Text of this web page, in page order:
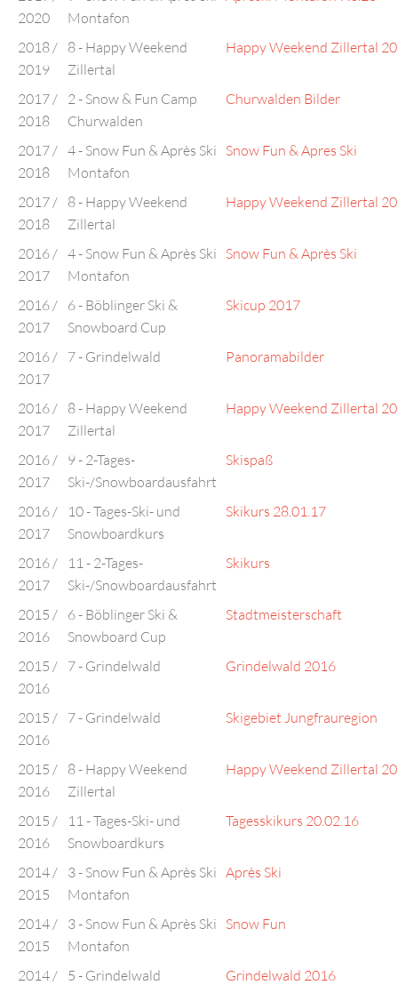
2020
Montafon
2018 /
2019
8 - Happy Weekend
Zillertal
Happy Weekend Zillertal
2017 /
2018
2 - Snow & Fun Camp
Churwalden
Churwalden Bilder
2017 /
2018
4 - Snow Fun & Après Ski
Montafon
Snow Fun & Apres Ski
2017 /
2018
8 - Happy Weekend
Zillertal
Happy Weekend Zillertal
2016 /
2017
4 - Snow Fun & Après Ski
Montafon
Snow Fun & Après Ski
2016 /
2017
6 - Böblinger Ski &
Snowboard Cup
Skicup 2017
2016 /
2017
7 - Grindelwald Panoramabilder
2016 /
2017
8 - Happy Weekend
Zillertal
Happy Weekend Zillertal
2016 /
2017
9 - 2-Tages-
Ski-/Snowboardausfahrt
Skispaß
2016 /
2017
10 - Tages-Ski- und
Snowboardkurs
Skikurs 28.01.17
2016 /
2017
11 - 2-Tages-
Ski-/Snowboardausfahrt
Skikurs
2015 /
2016
6 - Böblinger Ski &
Snowboard Cup
Stadtmeisterschaft
2015 /
2016
7 - Grindelwald Grindelwald 2016
2015 /
2016
7 - Grindelwald Skigebiet Jungfrauregion
2015 /
2016
8 - Happy Weekend
Zillertal
Happy Weekend Zillertal
2015 /
2016
11 - Tages-Ski- und
Snowboardkurs
Tagesskikurs 20.02.16
2014 /
2015
3 - Snow Fun & Après Ski
Montafon
Après Ski
2014 /
2015
3 - Snow Fun & Après Ski
Montafon
Snow Fun
2014 /
5 - Grindelwald Grindelwald 2016